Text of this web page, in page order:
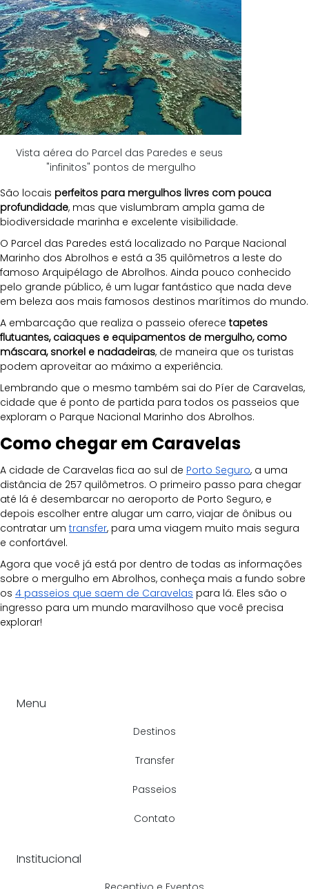
Vista aérea do Parcel das Paredes e seus
"infinitos" pontos de mergulho
São locais perfeitos para mergulhos livres com pouca
profundidade, mas que vislumbram ampla gama de
biodiversidade marinha e excelente visibilidade.
O Parcel das Paredes está localizado no Parque Nacional
Marinho dos Abrolhos e está a 35 quilômetros a leste do
famoso Arquipélago de Abrolhos. Ainda pouco conhecido
pelo grande público, é um lugar fantástico que nada deve
em beleza aos mais famosos destinos marítimos do mundo.
A embarcação que realiza o passeio oferece tapetes
flutuantes, caiaques e equipamentos de mergulho, como
máscara, snorkel e nadadeiras, de maneira que os turistas
podem aproveitar ao máximo a experiência.
Lembrando que o mesmo também sai do Píer de Caravelas,
cidade que é ponto de partida para todos os passeios que
exploram o Parque Nacional Marinho dos Abrolhos.
Como chegar em Caravelas
A cidade de Caravelas fica ao sul de Porto Seguro, a uma
distância de 257 quilômetros. O primeiro passo para chegar
até lá é desembarcar no aeroporto de Porto Seguro, e
depois escolher entre alugar um carro, viajar de ônibus ou
contratar um transfer, para uma viagem muito mais segura
e confortável.
Agora que você já está por dentro de todas as informações
sobre o mergulho em Abrolhos, conheça mais a fundo sobre
os 4 passeios que saem de Caravelas para lá. Eles são o
ingresso para um mundo maravilhoso que você precisa
explorar!
Institucional
Menu
Destinos
Transfer
Passeios
Contato